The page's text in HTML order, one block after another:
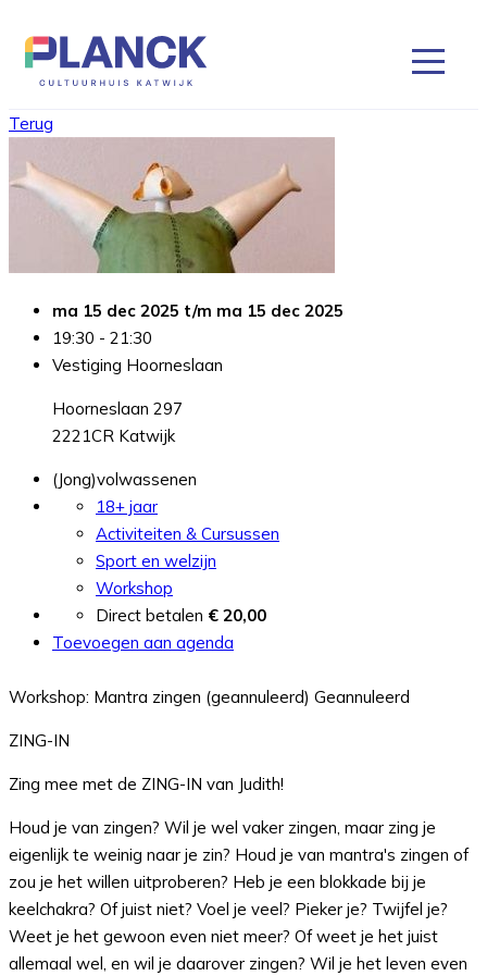
Terug
ma 15 dec 2025 t/m ma 15 dec 2025
19:30 - 21:30
Vestiging Hoorneslaan
Hoorneslaan 297
2221CR Katwijk
(Jong)volwassenen
18+ jaar
Activiteiten & Cursussen
Sport en welzijn
Workshop
Direct betalen € 20,00
Toevoegen aan agenda
Workshop: Mantra zingen (geannuleerd) Geannuleerd
ZING-IN
Zing mee met de ZING-IN van Judith!
Houd je van zingen? Wil je wel vaker zingen, maar zing je
eigenlijk te weinig naar je zin? Houd je van mantra's zingen of
zou je het willen uitproberen? Heb je een blokkade bij je
keelchakra? Of juist niet? Voel je veel? Pieker je? Twijfel je?
Weet je het gewoon even niet meer? Of weet je het juist
allemaal wel, en wil je daarover zingen? Wil je het leven even